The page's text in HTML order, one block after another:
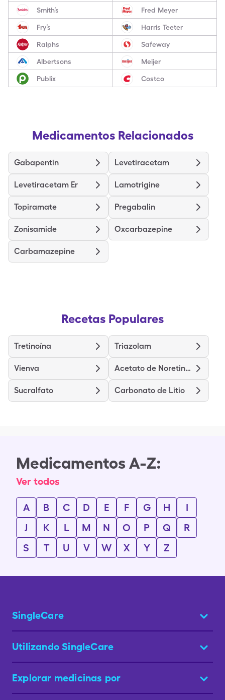
Smith’s Fred Meyer
Fry’s Harris Teeter
Ralphs Safeway
Albertsons Meijer
Publix Costco
Medicamentos Relacionados
Gabapentin Levetiracetam
Levetiracetam Er Lamotrigine
Topiramate Pregabalin
Zonisamide Oxcarbazepine
Carbamazepine
Recetas Populares
Tretinoína Triazolam
Vienva Acetato de Noretindrona y Etinilestradiol
Sucralfato Carbonato de Litio
Medicamentos A-Z:
Ver todos
A B C D E F G H
I
J
K L M N O P Q
R
S
T U V W X Y Z
SingleCare
Utilizando SingleCare
Explorar medicinas por